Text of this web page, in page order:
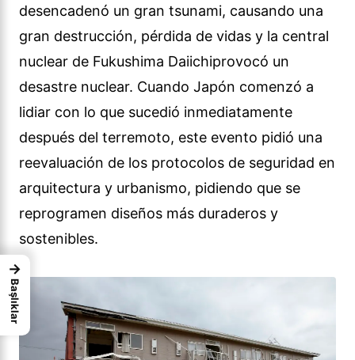
desencadenó un gran tsunami, causando una
gran destrucción, pérdida de vidas y la central
nuclear de Fukushima Daiichiprovocó un
desastre nuclear. Cuando Japón comenzó a
lidiar con lo que sucedió inmediatamente
después del terremoto, este evento pidió una
reevaluación de los protocolos de seguridad en
arquitectura y urbanismo, pidiendo que se
reprogramen diseños más duraderos y
sostenibles.
→
Başlıklar